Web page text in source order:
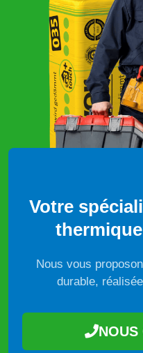
Votre
Nous vous
durable,
NOUS